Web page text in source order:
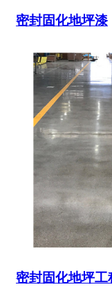
密封固化地坪漆
密封固化地坪工